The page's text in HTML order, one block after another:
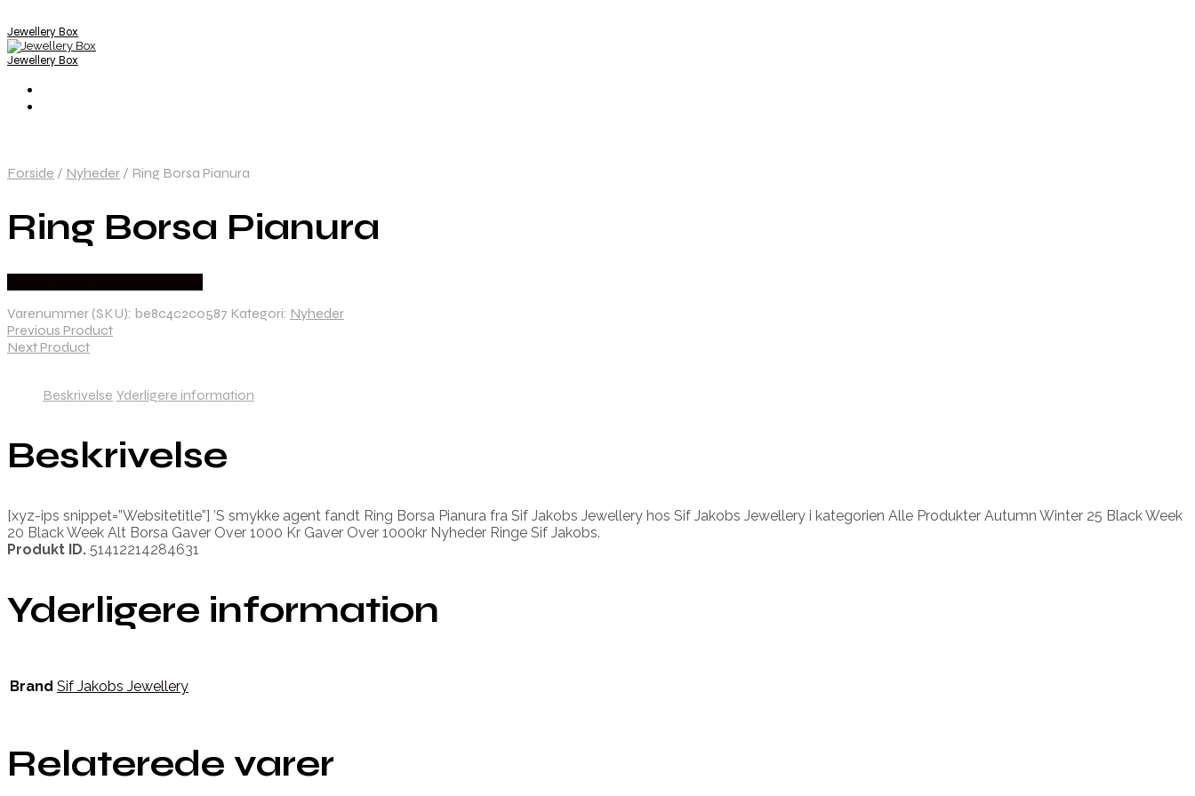
Jewellery Box
Jewellery Box
Forside / Nyheder / Ring Borsa Pianura
Ring Borsa Pianura
Varenummer (SKU): be8c4c2c0587 Kategori: Nyheder
Previous Product
Next Product
Beskrivelse Yderligere information
Beskrivelse
[xyz-ips snippet=”Websitetitle”] ’S smykke agent fandt Ring Borsa Pianura fra Sif Jakobs Jewellery hos Sif Jakobs Jewellery i kategorien Alle Produkter Autumn Winter 25 Black Week
20 Black Week Alt Borsa Gaver Over 1000 Kr Gaver Over 1000kr Nyheder Ringe Sif Jakobs.
Produkt ID. 51412214284631
Yderligere information
Brand Sif Jakobs Jewellery
Relaterede varer